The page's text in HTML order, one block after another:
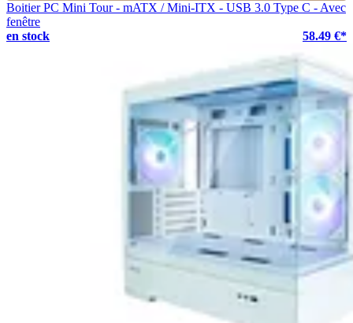
Boitier PC Mini Tour - mATX / Mini-ITX - USB 3.0 Type C - Avec
fenêtre
en stock
58.49 €*